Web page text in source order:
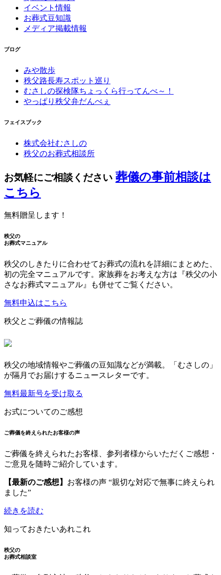
イベント情報
お葬式豆知識
メディア掲載情報
ブログ
みや散歩
秩父路長寿スポット巡り
むさしの探検隊ちょっくら行ってんべ～！
やっぱり秩父弁だんべぇ
フェイスブック
株式会社むさしの
秩父のお葬式相談所
お気軽にご相談ください 葬儀の事前相談は
こちら
無料贈呈します！
秩父の
お葬式マニュアル
秩父のしきたりに合わせてお葬式の流れを詳細にまとめた、
初の完全マニュアルです。家族葬をお考えな方は『秩父の小
さなお葬式マニュアル』も併せてご覧ください。
無料申込はこちら
秩父とご葬儀の情報誌
秩父の地域情報やご葬儀の豆知識などが満載。「むさしの」
が隔月でお届けするニュースレターです。
無料最新号を受け取る
お式についてのご感想
ご葬儀を終えられたお客様の声
ご葬儀を終えられたお客様、参列者様からいただくご感想・
ご意見を随時ご紹介しています。
【最新のご感想】 お客様の声 “親切な対応で無事に終えられ
ました”
続きを読む
知っておきたいあれこれ
秩父の
お葬式相談室